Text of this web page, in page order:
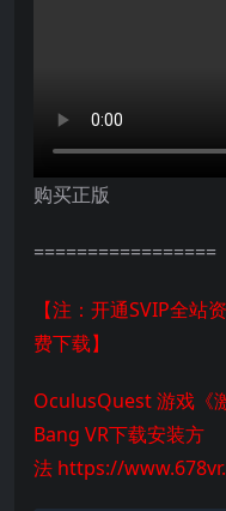
购买正版
=================
【注：开通SVIP全站
费下载】
OculusQuest 游戏《
Bang VR下载安装方
法 https://